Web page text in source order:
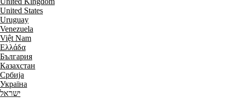
United States
Uruguay
Venezuela
Việt Nam
Ελλάδα
България
Казахстан
Србија
Україна
ישראל